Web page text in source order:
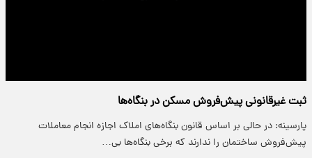
ثبت غیرقانونی پیش‌فروش مسکن در بنگاه‌ها
پارسینه: در حالی بر اساس قانون بنگاه‌های املاک اجازه انجام معاملات
پیش‌فروش ساختمان را ندارند که برخی بنگاه‌ها بی…